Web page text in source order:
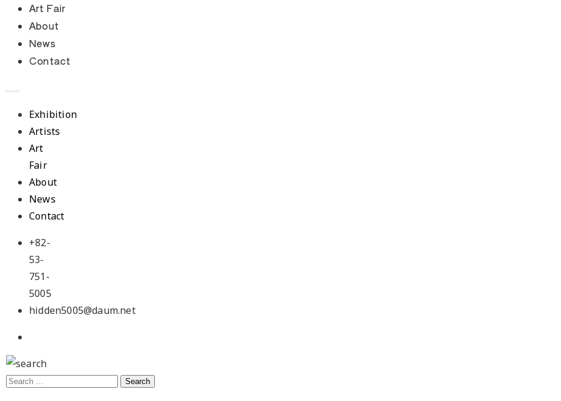
Art Fair
About
News
Contact
Exhibition
Artists
Art
Fair
About
News
Contact
+82-
53-
751-
5005
hidden5005@daum.net